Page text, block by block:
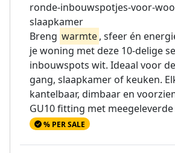
ronde-inbouwspotjes-voor-
slaapkamer
Breng warmte, sfeer én
je woning met deze 10-delige
inbouwspots wit. Ideaal voor
gang, slaapkamer of keuken.
kantelbaar, dimbaar en
GU10 fitting met meegeleverde
% PER SALE